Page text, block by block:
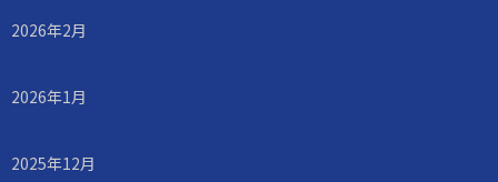
2026年2月
2026年1月
2025年12月